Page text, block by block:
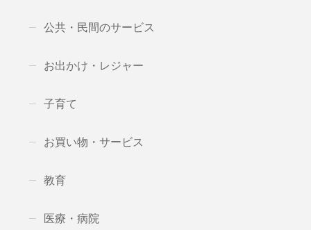
公共・民間のサービス
お出かけ・レジャー
子育て
お買い物・サービス
教育
医療・病院